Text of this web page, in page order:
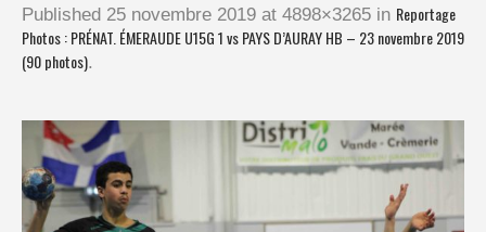
Published 25 novembre 2019 at 4898×3265 in Reportage
Photos : PRÉNAT. ÉMERAUDE U15G 1 vs PAYS D’AURAY HB – 23 novembre 2019
(90 photos).